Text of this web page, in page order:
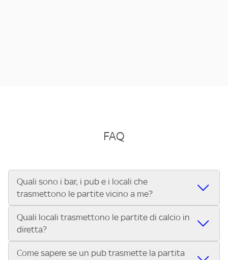
FAQ
Quali sono i bar, i pub e i locali che
trasmettono le partite vicino a me?
Se cerchi un bar, pub, ristorante o locale vicino a te per
vedere le partite di Serie A ENILIVE, la Serie C Sky Wifi, la
UEFA Champions League, la UEFA Europa League, la UEFA
Conference League, il Tennis, la Formula 1®, la MotoGP™ e
Quali locali trasmettono le partite di calcio in
diretta?
Vuoi sapere quali bar, pub o ristoranti mostrano le partite
Come sapere se un pub trasmette la partita